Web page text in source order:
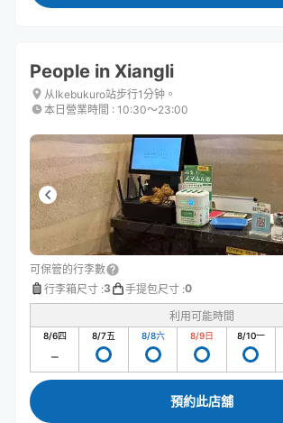
People in Xiangli
从Ikebukuro站步行1分钟。
本日營業時間 : 10:30〜23:00
可保管的行李數
行李箱尺寸 :3 手提包尺寸 :0
利用可能時間
8/6四 8/7五 8/8六 8/9日 8/10一
預約此店舖